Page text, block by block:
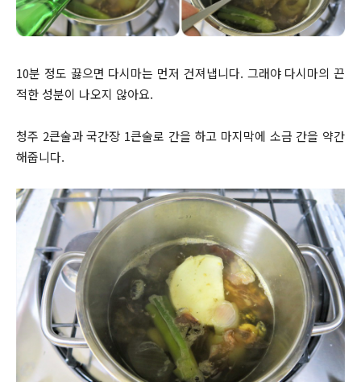
10분 정도 끓으면 다시마는 먼저 건져냅니다. 그래야 다시마의 끈
적한 성분이 나오지 않아요.
청주 2큰술과 국간장 1큰술로 간을 하고 마지막에 소금 간을 약간
해줍니다.